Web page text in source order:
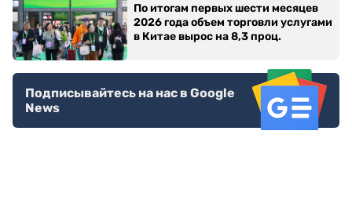
По итогам первых шести месяцев
2026 года объем торговли услугами
в Китае вырос на 8,3 проц.
Подписывайтесь на нас в Google
News